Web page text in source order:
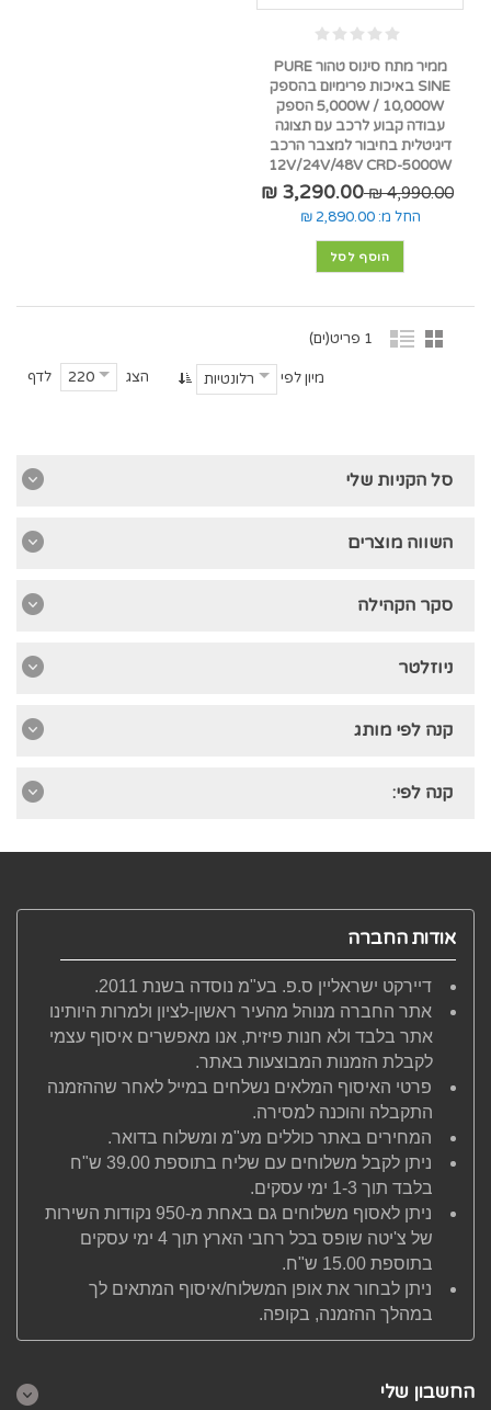
ממיר מתח סינוס טהור PURE
SINE באיכות פרימיום בהספק
5,000W / 10,000W הספק
עבודה קבוע לרכב עם תצוגה
דיגיטלית בחיבור למצבר הרכב
12V/24V/48V CRD-5000W
4,990.00 ₪
3,290.00 ₪
החל מ: 2,890.00 ₪
הוסף לסל
1 פריט(ים)
הצג 220 לדף מיון לפי רלונטיות
סל הקניות שלי
השווה מוצרים
סקר הקהילה
ניוזלטר
קנה לפי מותג
קנה לפי:
אודות החברה
דיירקט ישראליין ס.פ. בע"מ נוסדה בשנת 2011.
אתר החברה מנוהל מהעיר ראשון-לציון ולמרות היותינו
אתר בלבד ולא חנות פיזית, אנו מאפשרים איסוף עצמי
לקבלת הזמנות המבוצעות באתר.
פרטי האיסוף המלאים נשלחים במייל לאחר שההזמנה
התקבלה והוכנה למסירה.
המחירים באתר כוללים מע"מ ומשלוח בדואר.
ניתן לקבל משלוחים עם שליח בתוספת 39.00 ש"ח
בלבד תוך 1-3 ימי עסקים.
ניתן לאסוף משלוחים גם באחת מ-950 נקודות השירות
של צ'יטה שופס בכל רחבי הארץ תוך 4 ימי עסקים
בתוספת 15.00 ש"ח.
ניתן לבחור את אופן המשלוח/איסוף המתאים לך
במהלך ההזמנה, בקופה.
החשבון שלי